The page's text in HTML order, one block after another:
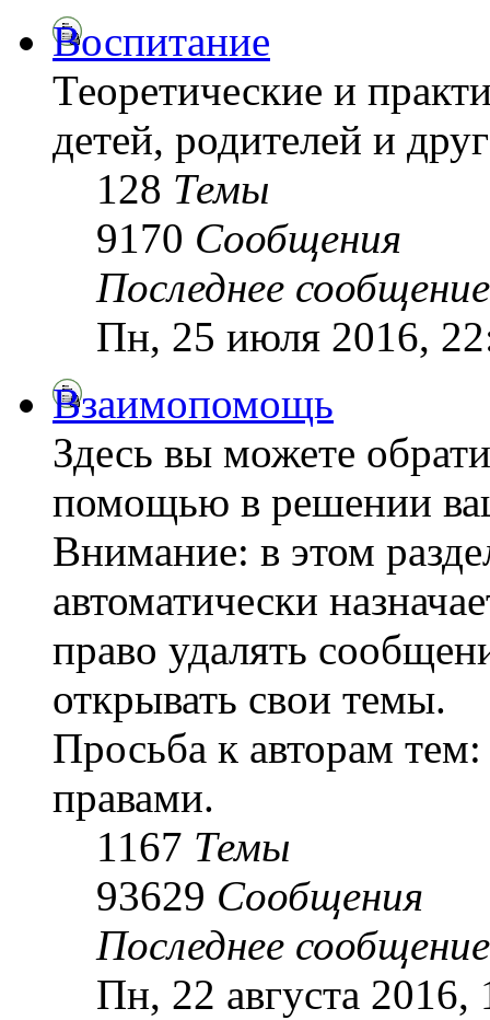
Воспитание
Теоретические и
детей, родителей и
128 Темы
9170 Сообщения
Последнее сообщение
Пн, 25 июля 2016,
Взаимопомощь
Здесь вы можете
помощью в решении
Внимание: в этом
автоматически
право удалять
открывать свои темы.
Просьба к авторам
правами.
1167 Темы
93629 Сообщения
Последнее сообщение
Пн, 22 августа